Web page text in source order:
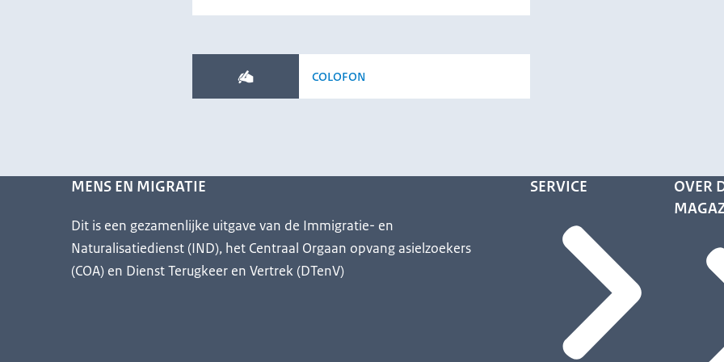
COLOFON
MENS EN MIGRATIE
Dit is een gezamenlijke uitgave van de Immigratie- en
Naturalisatiedienst (IND), het Centraal Orgaan opvang asielzoekers
(COA) en Dienst Terugkeer en Vertrek (DTenV)
SERVICE
OVER